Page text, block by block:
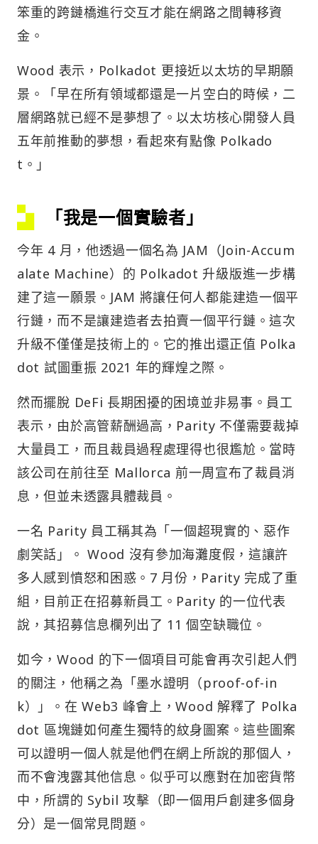
笨重的跨鏈橋進行交互才能在網路之間轉移資
金。
Wood 表示，Polkadot 更接近以太坊的早期願
景。「早在所有領域都還是一片空白的時候，二
層網路就已經不是夢想了。以太坊核心開發人員
五年前推動的夢想，看起來有點像 Polkado
t。」
「我是一個實驗者」
今年 4 月，他透過一個名為 JAM（Join-Accum
alate Machine）的 Polkadot 升級版進一步構
建了這一願景。JAM 將讓任何人都能建造一個平
行鏈，而不是讓建造者去拍賣一個平行鏈。這次
升級不僅僅是技術上的。它的推出還正值 Polka
dot 試圖重振 2021 年的輝煌之際。
然而擺脫 DeFi 長期困擾的困境並非易事。員工
表示，由於高管薪酬過高，Parity 不僅需要裁掉
大量員工，而且裁員過程處理得也很尷尬。當時
該公司在前往至 Mallorca 前一周宣布了裁員消
息，但並未透露具體裁員。
一名 Parity 員工稱其為「一個超現實的、惡作
劇笑話」。 Wood 沒有參加海灘度假，這讓許
多人感到憤怒和困惑。7 月份，Parity 完成了重
組，目前正在招募新員工。Parity 的一位代表
說，其招募信息欄列出了 11 個空缺職位。
如今，Wood 的下一個項目可能會再次引起人們
的關注，他稱之為「墨水證明（proof-of-in
k）」。在 Web3 峰會上，Wood 解釋了 Polka
dot 區塊鏈如何產生獨特的紋身圖案。這些圖案
可以證明一個人就是他們在網上所說的那個人，
而不會洩露其他信息。似乎可以應對在加密貨幣
中，所謂的 Sybil 攻擊（即一個用戶創建多個身
分）是一個常見問題。